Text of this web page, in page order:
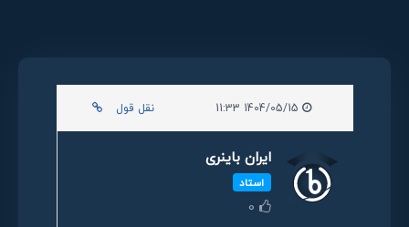
نقل قول
ایران باینری
استاد
0